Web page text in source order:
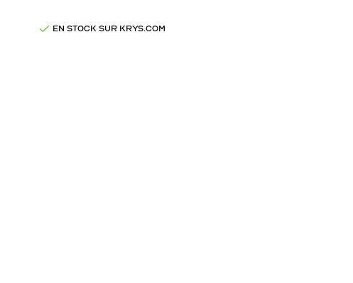
EN STOCK SUR KRYS.COM